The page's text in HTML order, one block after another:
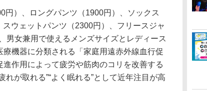
）、ロングパンツ（1900円）、ソックス
スウェットパンツ（2300円）、フリースジャ
男女兼用で使えるメンズサイズとレディース
機器に分類される「家庭用遠赤外線血行促
作用によって疲労や筋肉のコリを改善する
れが取れる”“よく眠れる”として近年注目が高